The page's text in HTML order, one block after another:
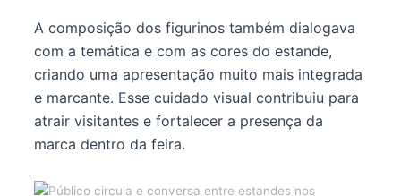
A composição dos figurinos também dialogava
com a temática e com as cores do estande,
criando uma apresentação muito mais integrada
e marcante. Esse cuidado visual contribuiu para
atrair visitantes e fortalecer a presença da
marca dentro da feira.